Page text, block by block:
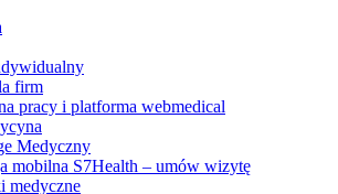
firm
pracy i platforma webmedical
Medyczny
mobilna S7Health – umów wizytę
medyczne